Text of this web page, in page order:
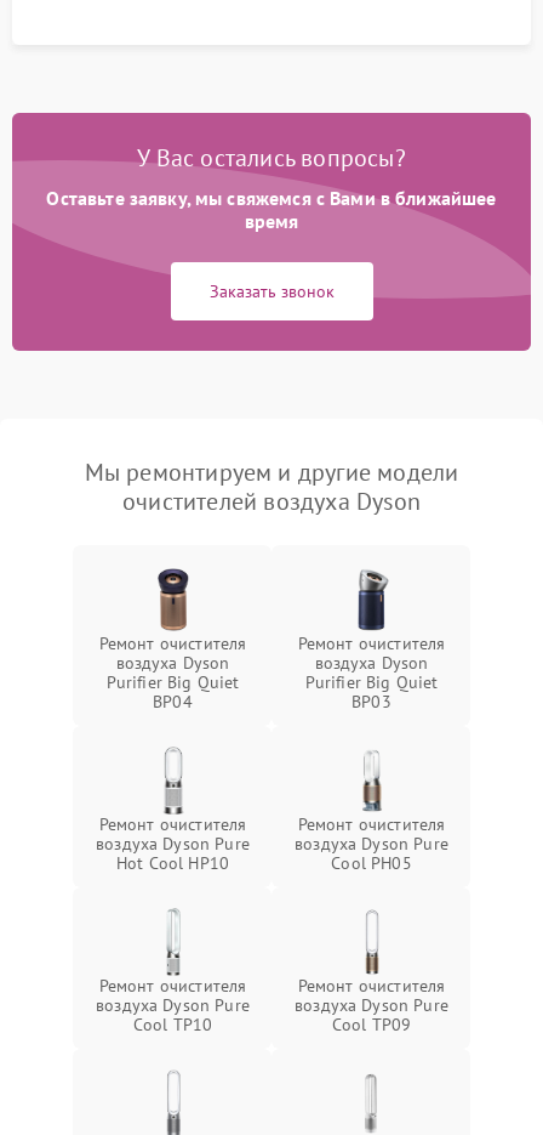
У Вас остались вопросы?
Оставьте заявку, мы свяжемся с Вами в ближайшее
время
Заказать звонок
Мы ремонтируем и другие модели
очистителей воздуха Dyson
Ремонт очистителя
воздуха Dyson
Purifier Big Quiet
BP04
Ремонт очистителя
воздуха Dyson
Purifier Big Quiet
BP03
Ремонт очистителя
воздуха Dyson Pure
Hot Cool HP10
Ремонт очистителя
воздуха Dyson Pure
Cool PH05
Ремонт очистителя
воздуха Dyson Pure
Cool TP10
Ремонт очистителя
воздуха Dyson Pure
Cool TP09